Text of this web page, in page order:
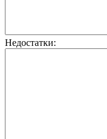
Недостатки: